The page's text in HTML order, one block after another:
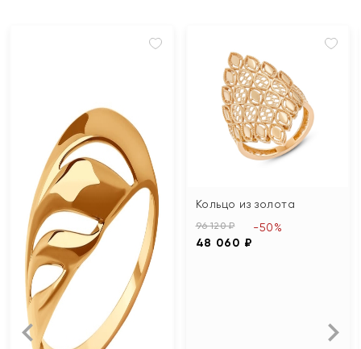
Кольцо из золота
96 120 ₽
48 060 ₽
-50%